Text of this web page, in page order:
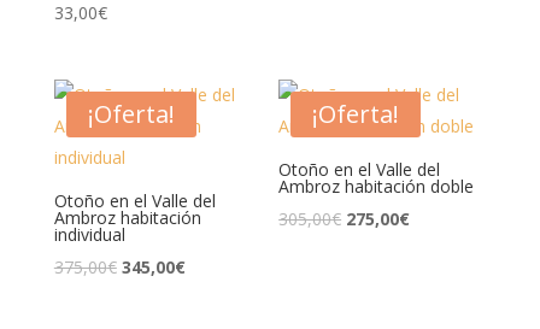
33,00€
¡Oferta!
Otoño en el Valle del
Ambroz habitación
individual
375,00€ El
345,00€El
¡Oferta!
Otoño en el Valle del
Ambroz habitación doble
305,00€ El
275,00€El